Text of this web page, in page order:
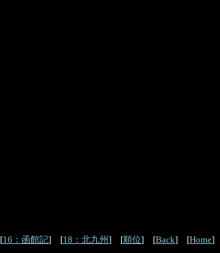
[16：函館記] [18：北九州 ] [順位] [Back] [Home]